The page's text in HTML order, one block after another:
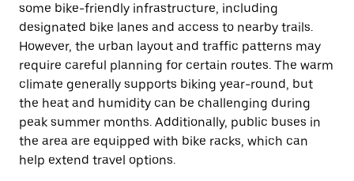
some bike-friendly infrastructure, including
designated bike lanes and access to nearby trails.
However, the urban layout and traffic patterns may
require careful planning for certain routes. The warm
climate generally supports biking year-round, but
the heat and humidity can be challenging during
peak summer months. Additionally, public buses in
the area are equipped with bike racks, which can
help extend travel options.